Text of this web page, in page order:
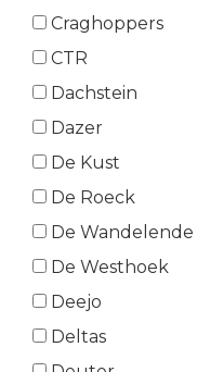
Craghoppers
CTR
Dachstein
Dazer
De Kust
De Roeck
De
De Westhoek
Deejo
Deltas